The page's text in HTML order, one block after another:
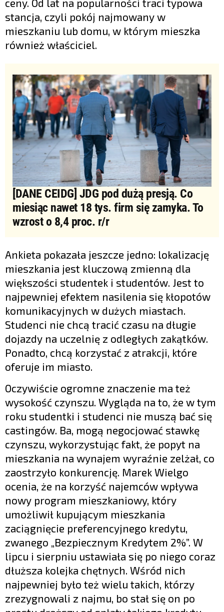
ceny. Od lat na popularności traci typowa
stancja, czyli pokój najmowany w
mieszkaniu lub domu, w którym mieszka
również właściciel.
[DANE CEIDG] JDG pod dużą presją. Co
miesiąc nawet 18 tys. firm się zamyka. To
wzrost o 8,4 proc. r/r
Ankieta pokazała jeszcze jedno: lokalizację
mieszkania jest kluczową zmienną dla
większości studentek i studentów. Jest to
najpewniej efektem nasilenia się kłopotów
komunikacyjnych w dużych miastach.
Studenci nie chcą tracić czasu na długie
dojazdy na uczelnię z odległych zakątków.
Ponadto, chcą korzystać z atrakcji, które
oferuje im miasto.
Oczywiście ogromne znaczenie ma też
wysokość czynszu. Wygląda na to, że w tym
roku studentki i studenci nie muszą bać się
castingów. Ba, mogą negocjować stawkę
czynszu, wykorzystując fakt, że popyt na
mieszkania na wynajem wyraźnie zelżał, co
zaostrzyło konkurencję. Marek Wielgo
ocenia, że na korzyść najemców wpływa
nowy program mieszkaniowy, który
umożliwił kupującym mieszkania
zaciągnięcie preferencyjnego kredytu,
zwanego „Bezpiecznym Kredytem 2%”. W
lipcu i sierpniu ustawiała się po niego coraz
dłuższa kolejka chętnych. Wśród nich
najpewniej było też wielu takich, którzy
zrezygnowali z najmu, bo stał się on po